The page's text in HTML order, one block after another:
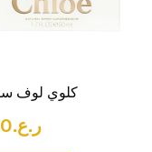
كلوي لوف ستوري
ر.ع.